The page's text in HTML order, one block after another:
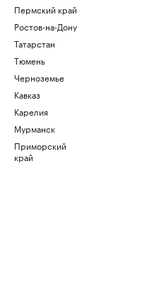
Пермский край
Ростов-на-Дону
Татарстан
Тюмень
Черноземье
Кавказ
Карелия
Мурманск
Приморский
край